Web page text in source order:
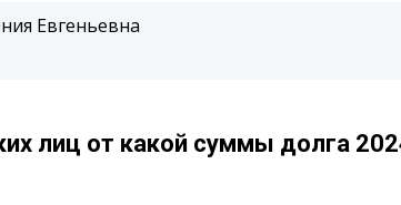
Евгеньевна
лиц от какой суммы долга